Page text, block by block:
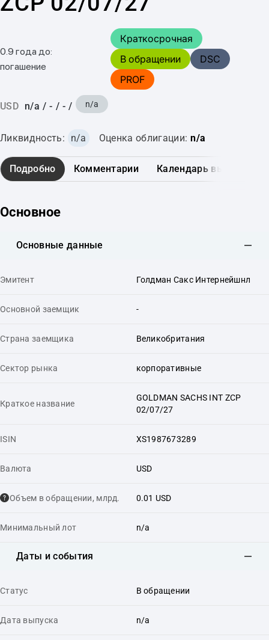
0.9 года до:
погашение
Краткосрочная
В обращении
DSC
PROF
USD n/a / - / - / n/a
Ликвидность: n/a Оценка облигации: n/a
Подробно Комментарии Календарь выплат
Основное
Основные данные
Эмитент Голдман Сакс Интернейшнл
Основной заемщик -
Страна заемщика Великобритания
Сектор рынка корпоративные
Краткое название
GOLDMAN SACHS INT ZCP
02/07/27
ISIN XS1987673289
Валюта USD
Объем в обращении, млрд. 0.01 USD
Минимальный лот n/a
Даты и события
Статус В обращении
Дата выпуска n/a